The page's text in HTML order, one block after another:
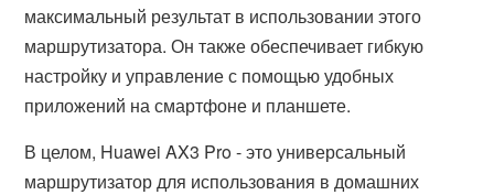
максимальный результат в использовании этого
маршрутизатора. Он также обеспечивает гибкую
настройку и управление с помощью удобных
приложений на смартфоне и планшете.
В целом, Huawei AX3 Pro - это универсальный
маршрутизатор для использования в домашних